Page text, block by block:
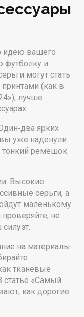
идею вашего
футболку и
могут стать
(как в
лучше
ярких
уже наденули
тонкий ремешок
Высокие
серьги, а
маленькому
не
на материалы.
тканевые
статье «Самый
как дорогие